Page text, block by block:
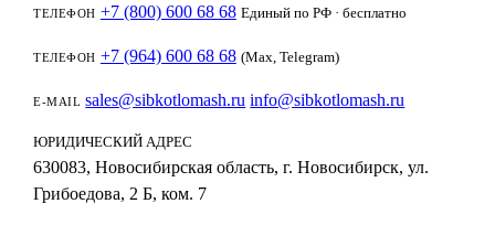
ТЕЛЕФОН +7 (800) 600 68 68 Единый по РФ · бесплатно
ТЕЛЕФОН +7 (964) 600 68 68 (Max, Telegram)
E-MAIL sales@sibkotlomash.ru info@sibkotlomash.ru
ЮРИДИЧЕСКИЙ АДРЕС
630083, Новосибирская область, г. Новосибирск, ул.
Грибоедова, 2 Б, ком. 7